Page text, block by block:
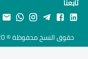
حقوق النسخ محفوظة © 2020 لدى